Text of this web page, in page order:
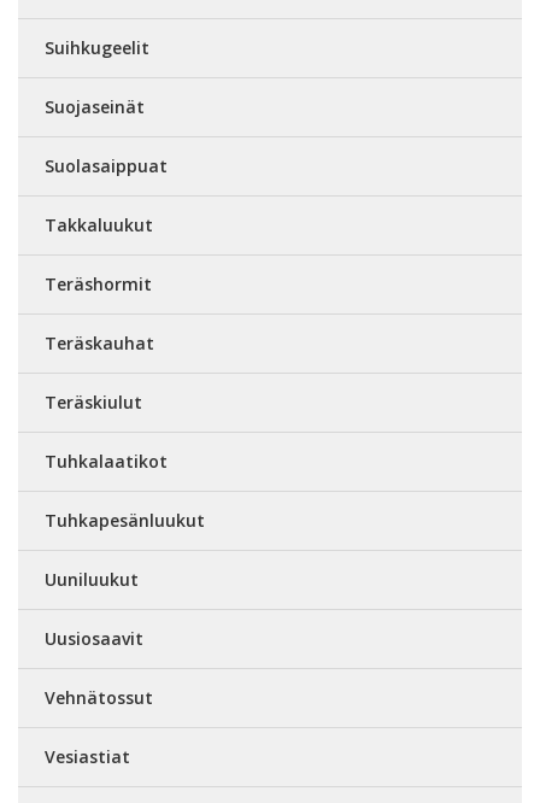
Suihkugeelit
Suojaseinät
Suolasaippuat
Takkaluukut
Teräshormit
Teräskauhat
Teräskiulut
Tuhkalaatikot
Tuhkapesänluukut
Uuniluukut
Uusiosaavit
Vehnätossut
Vesiastiat